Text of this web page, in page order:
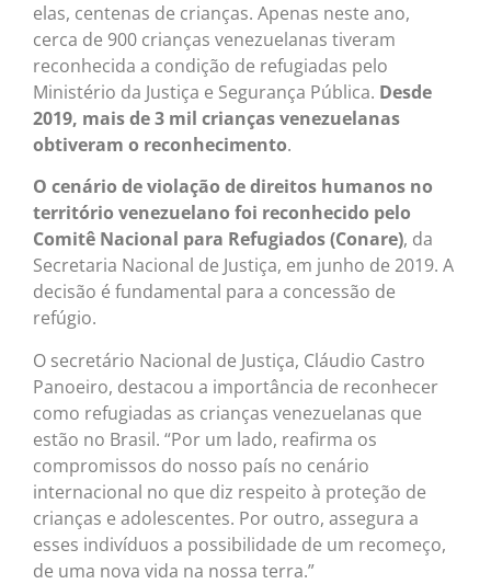
elas, centenas de crianças. Apenas neste ano,
cerca de 900 crianças venezuelanas tiveram
reconhecida a condição de refugiadas pelo
Ministério da Justiça e Segurança Pública. Desde
2019, mais de 3 mil crianças venezuelanas
obtiveram o reconhecimento.
O cenário de violação de direitos humanos no
território venezuelano foi reconhecido pelo
Comitê Nacional para Refugiados (Conare), da
Secretaria Nacional de Justiça, em junho de 2019. A
decisão é fundamental para a concessão de
refúgio.
O secretário Nacional de Justiça, Cláudio Castro
Panoeiro, destacou a importância de reconhecer
como refugiadas as crianças venezuelanas que
estão no Brasil. “Por um lado, reafirma os
compromissos do nosso país no cenário
internacional no que diz respeito à proteção de
crianças e adolescentes. Por outro, assegura a
esses indivíduos a possibilidade de um recomeço,
de uma nova vida na nossa terra.”